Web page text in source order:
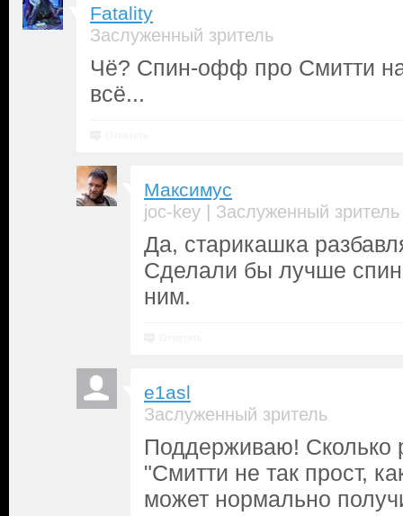
Fatality
Заслуженный зритель
Чё? Спин-офф про Смитти
всё...
Максимус
joc-key | Заслуженный зритель
Да, старикашка
Сделали бы лучше
ним.
e1asl
Заслуженный зритель
Поддерживаю! Сколько
"Смитти не так прост,
может нормально